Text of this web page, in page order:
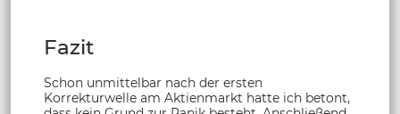
Fazit
Schon unmittelbar nach der ersten
Korrekturwelle am Aktienmarkt hatte ich betont,